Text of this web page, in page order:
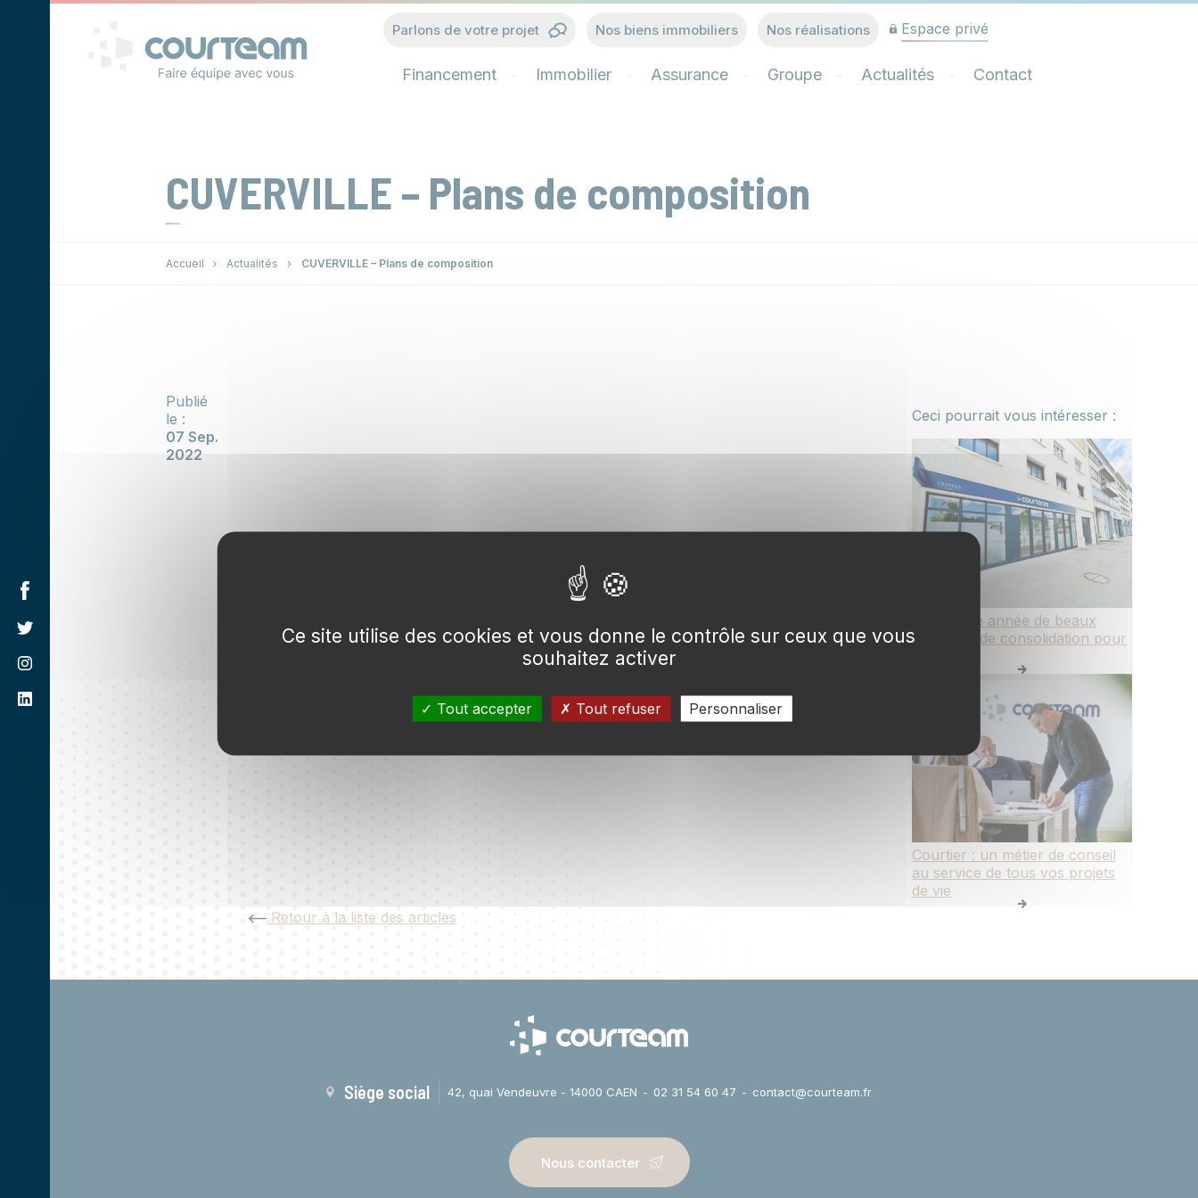
Parlons de votre projet Nos biens immobiliers Nos réalisations Espace privé
Financement Immobilier Assurance Groupe Actualités Contact
CUVERVILLE – Plans de composition
Accueil Actualités CUVERVILLE – Plans de composition
Publié
le :
07 Sep.
2022
Ceci pourrait vous intéresser :
2025 : une année de beaux
projets et de consolidation pour
Courtier : un métier de conseil
au service de tous vos projets
de vie
Retour à la liste des articles
Siège social 42, quai Vendeuvre - 14000 CAEN 02 31 54 60 47 contact@courteam.fr
Nous contacter
Panneau de gestion des cookies
Ce site utilise des cookies et vous donne le contrôle sur ceux que vous
souhaitez activer
Tout accepter Tout refuser Personnaliser